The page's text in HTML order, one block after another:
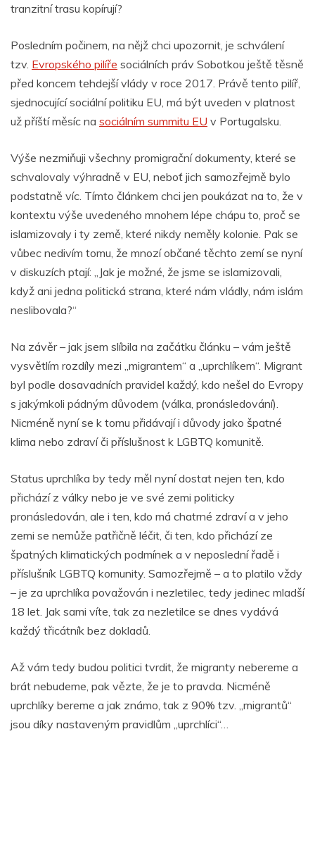
tranzitní trasu kopírují?
Posledním počinem, na nějž chci upozornit, je schválení
tzv. Evropského pilíře sociálních práv Sobotkou ještě těsně
před koncem tehdejší vlády v roce 2017. Právě tento pilíř,
sjednocující sociální politiku EU, má být uveden v platnost
už příští měsíc na sociálním summitu EU v Portugalsku.
Výše nezmiňuji všechny promigrační dokumenty, které se
schvalovaly výhradně v EU, neboť jich samozřejmě bylo
podstatně víc. Tímto článkem chci jen poukázat na to, že v
kontextu výše uvedeného mnohem lépe chápu to, proč se
islamizovaly i ty země, které nikdy neměly kolonie. Pak se
vůbec nedivím tomu, že mnozí občané těchto zemí se nyní
v diskuzích ptají: „Jak je možné, že jsme se islamizovali,
když ani jedna politická strana, které nám vládly, nám islám
neslibovala?“
Na závěr – jak jsem slíbila na začátku článku – vám ještě
vysvětlím rozdíly mezi „migrantem“ a „uprchlíkem“. Migrant
byl podle dosavadních pravidel každý, kdo nešel do Evropy
s jakýmkoli pádným důvodem (válka, pronásledování).
Nicméně nyní se k tomu přidávají i důvody jako špatné
klima nebo zdraví či příslušnost k LGBTQ komunitě.
Status uprchlíka by tedy měl nyní dostat nejen ten, kdo
přichází z války nebo je ve své zemi politicky
pronásledován, ale i ten, kdo má chatrné zdraví a v jeho
zemi se nemůže patřičně léčit, či ten, kdo přichází ze
špatných klimatických podmínek a v neposlední řadě i
příslušník LGBTQ komunity. Samozřejmě – a to platilo vždy
– je za uprchlíka považován i nezletilec, tedy jedinec mladší
18 let. Jak sami víte, tak za nezletilce se dnes vydává
každý třicátník bez dokladů.
Až vám tedy budou politici tvrdit, že migranty nebereme a
brát nebudeme, pak vězte, že je to pravda. Nicméně
uprchlíky bereme a jak známo, tak z 90% tzv. „migrantů“
jsou díky nastaveným pravidlům „uprchlíci“…